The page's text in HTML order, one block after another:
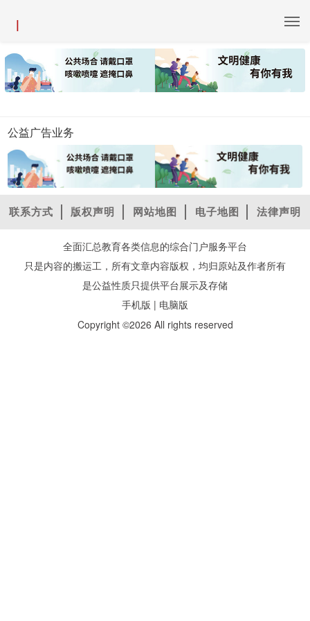
|
公益广告业务
联系方式 版权声明 网站地图 电子地图 法律声明
全面汇总教育各类信息的综合门户服务平台
只是内容的搬运工，所有文章内容版权，均归原站及作者所有
是公益性质只提供平台展示及存储
手机版 | 电脑版
Copyright ©2026 All rights reserved